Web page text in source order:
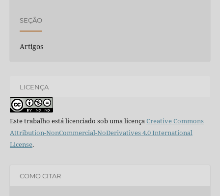
SEÇÃO
Artigos
LICENÇA
Este trabalho está licenciado sob uma licençaCreative Commons
Attribution-NonCommercial-NoDerivatives 4.0 International
License.
COMO CITAR